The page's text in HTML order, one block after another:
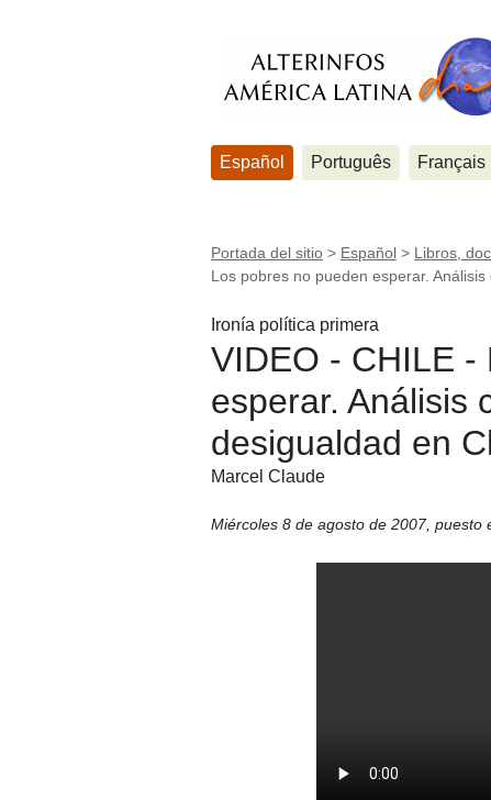
Español Português Français
Portada del sitio > Español > Libros,
Los pobres no pueden esperar.
Ironía política primera
VIDEO - CHILE -
esperar. Análisis
desigualdad en
Marcel Claude
Miércoles 8 de agosto de 2007, puesto